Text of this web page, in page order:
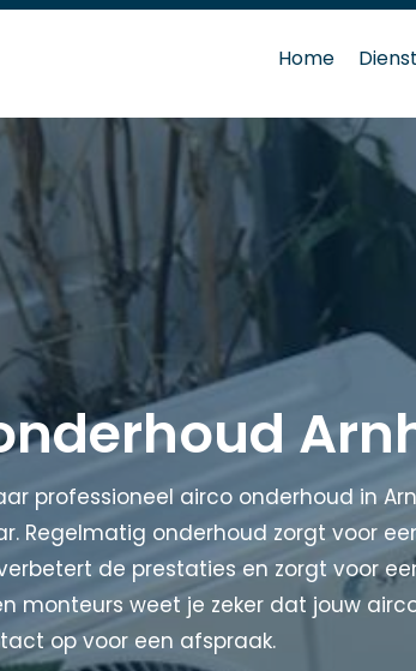
Home
professioneel airco onderhoud in
Regelmatig onderhoud zorgt voor
de prestaties en zorgt voor
monteurs weet je zeker dat jouw
op voor een afspraak.